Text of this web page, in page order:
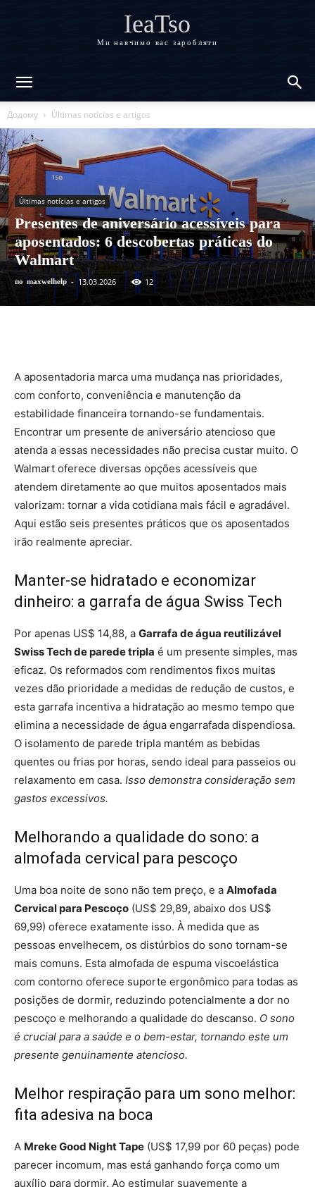
IeaTso
Ми навчимо вас заробляти
Додому Últimas notícias e artigos
Últimas notícias e artigos
Presentes de aniversário acessíveis para
aposentados: 6 descobertas práticas do
Walmart
по maxwelhelp - 13.03.2026 12
A aposentadoria marca uma mudança nas prioridades,
com conforto, conveniência e manutenção da
estabilidade financeira tornando-se fundamentais.
Encontrar um presente de aniversário atencioso que
atenda a essas necessidades não precisa custar muito. O
Walmart oferece diversas opções acessíveis que
atendem diretamente ao que muitos aposentados mais
valorizam: tornar a vida cotidiana mais fácil e agradável.
Aqui estão seis presentes práticos que os aposentados
irão realmente apreciar.
Manter-se hidratado e economizar
dinheiro: a garrafa de água Swiss Tech
Por apenas US$ 14,88, a Garrafa de água reutilizável
Swiss Tech de parede tripla é um presente simples, mas
eficaz. Os reformados com rendimentos fixos muitas
vezes dão prioridade a medidas de redução de custos, e
esta garrafa incentiva a hidratação ao mesmo tempo que
elimina a necessidade de água engarrafada dispendiosa.
O isolamento de parede tripla mantém as bebidas
quentes ou frias por horas, sendo ideal para passeios ou
relaxamento em casa. Isso demonstra consideração sem
gastos excessivos.
Melhorando a qualidade do sono: a
almofada cervical para pescoço
Uma boa noite de sono não tem preço, e a Almofada
Cervical para Pescoço (US$ 29,89, abaixo dos US$
69,99) oferece exatamente isso. À medida que as
pessoas envelhecem, os distúrbios do sono tornam-se
mais comuns. Esta almofada de espuma viscoelástica
com contorno oferece suporte ergonômico para todas as
posições de dormir, reduzindo potencialmente a dor no
pescoço e melhorando a qualidade do descanso. O sono
é crucial para a saúde e o bem-estar, tornando este um
presente genuinamente atencioso.
Melhor respiração para um sono melhor:
fita adesiva na boca
A Mreke Good Night Tape (US$ 17,99 por 60 peças) pode
parecer incomum, mas está ganhando força como um
auxílio para dormir. Ao estimular suavemente a